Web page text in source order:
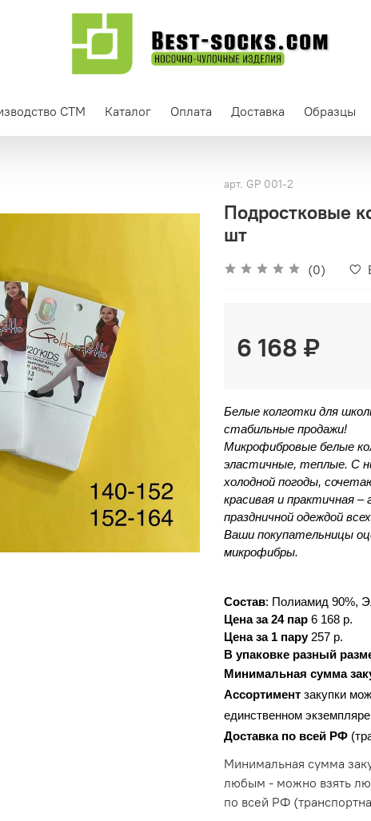
СТМ Каталог Оплата Доставка Образцы
арт. GP 001-2
Подростковые
шт
(0)
6 168 ₽
Белые колготки для
стабильные продажи!
Микрофибровые белые
эластичные, теплые. С
холодной погоды,
красивая и практичная
праздничной одеждой
Ваши покупательницы
микрофибры.
Состав: Полиамид 90%,
Цена за 24 пар 6 168 р.
Цена за 1 пару 257 р.
В упаковке разный
Минимальная сумма
Ассортимент закупки
единственном
Доставка по всей РФ
Минимальная сумма
любым - можно взять
по всей РФ